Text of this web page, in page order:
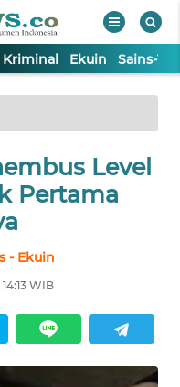
Kriminal Ekuin Sains-
Level
Pertama
- Ekuin
WIB